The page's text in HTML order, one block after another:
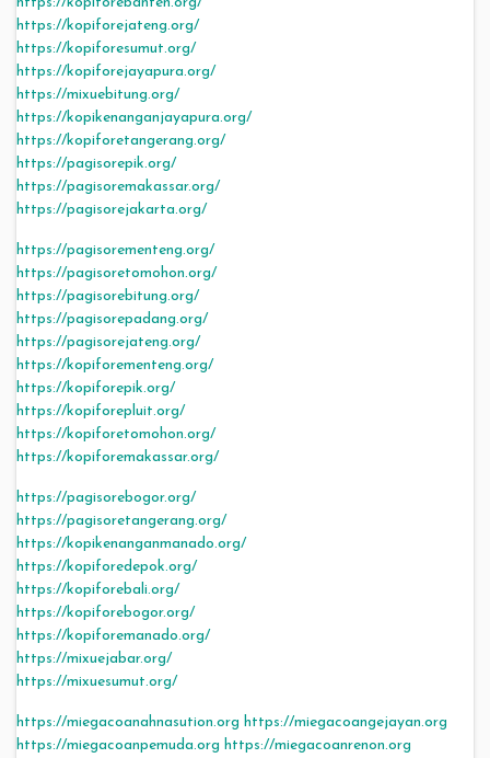
https://kopiforejateng.org/
https://kopiforesumut.org/
https://kopiforejayapura.org/
https://mixuebitung.org/
https://kopikenanganjayapura.org/
https://kopiforetangerang.org/
https://pagisorepik.org/
https://pagisoremakassar.org/
https://pagisorejakarta.org/
https://pagisorementeng.org/
https://pagisoretomohon.org/
https://pagisorebitung.org/
https://pagisorepadang.org/
https://pagisorejateng.org/
https://kopiforementeng.org/
https://kopiforepik.org/
https://kopiforepluit.org/
https://kopiforetomohon.org/
https://kopiforemakassar.org/
https://pagisorebogor.org/
https://pagisoretangerang.org/
https://kopikenanganmanado.org/
https://kopiforedepok.org/
https://kopiforebali.org/
https://kopiforebogor.org/
https://kopiforemanado.org/
https://mixuejabar.org/
https://mixuesumut.org/
https://miegacoanahnasution.org https://miegacoangejayan.org
https://miegacoanpemuda.org https://miegacoanrenon.org